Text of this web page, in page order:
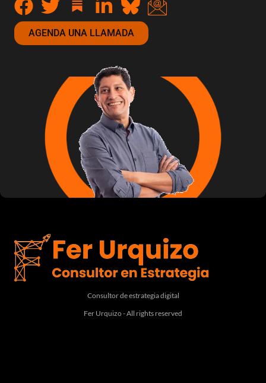
AGENDA UNA LLAMADA
Consultor de estrategia digital
Fer Urquizo - All rights reserved